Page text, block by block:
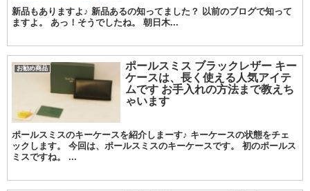
新品もありますよ♪ 新品あるの知ってました？ 以前のブログで知って
ますよ。 あっ！そうでしたね。 朝日木...
お勧め商品
ポールスミス ブラックレザー キー
ケースは、長く使える人気アイテ
ムです お手入れの方法まで教えち
ゃいます
ポールスミスのキーケースを紹介しまーす♪ キーケースの状態をチェ
ックします。 今回は、ポールスミスのキーケースです。 初のポールス
ミスですね。 ...